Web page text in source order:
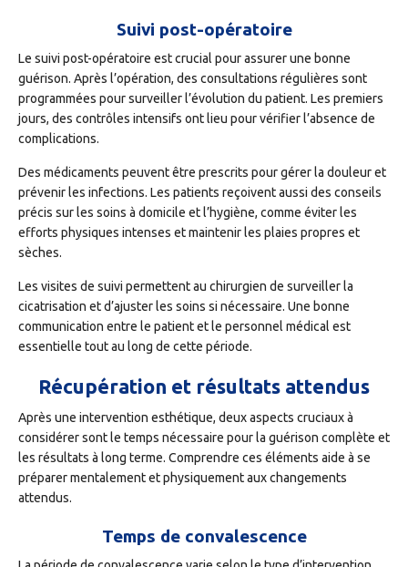
Suivi post-opératoire
Le suivi post-opératoire est crucial pour assurer une bonne
guérison. Après l’opération, des consultations régulières sont
programmées pour surveiller l’évolution du patient. Les premiers
jours, des contrôles intensifs ont lieu pour vérifier l’absence de
complications.
Des médicaments peuvent être prescrits pour gérer la douleur et
prévenir les infections. Les patients reçoivent aussi des conseils
précis sur les soins à domicile et l’hygiène, comme éviter les
efforts physiques intenses et maintenir les plaies propres et
sèches.
Les visites de suivi permettent au chirurgien de surveiller la
cicatrisation et d’ajuster les soins si nécessaire. Une bonne
communication entre le patient et le personnel médical est
essentielle tout au long de cette période.
Récupération et résultats attendus
Après une intervention esthétique, deux aspects cruciaux à
considérer sont le temps nécessaire pour la guérison complète et
les résultats à long terme. Comprendre ces éléments aide à se
préparer mentalement et physiquement aux changements
attendus.
Temps de convalescence